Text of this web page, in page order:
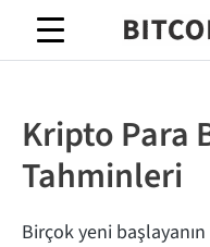
Kripto Para
Tahminleri
Birçok yeni